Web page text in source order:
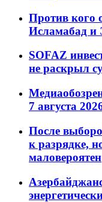
Против кого
Исламабад и
SOFAZ
не раскрыл
7 августа
После
к разрядке,
маловероятен